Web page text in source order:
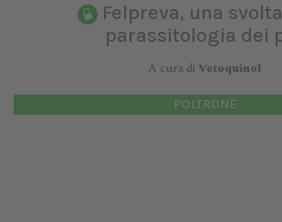
Felpreva, una
parassitologia dei
A cura di Vetoquinol
POLTRONE